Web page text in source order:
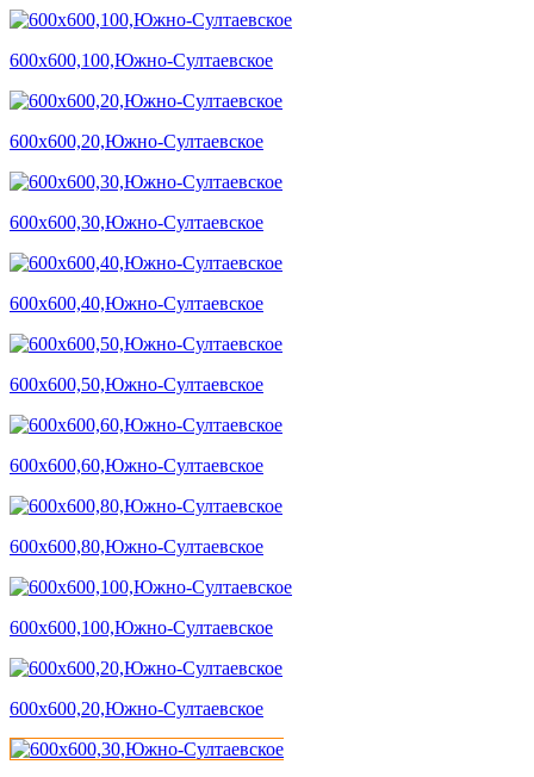
600х600,100,Южно-Султаевское
600х600,20,Южно-Султаевское
600х600,30,Южно-Султаевское
600х600,40,Южно-Султаевское
600х600,50,Южно-Султаевское
600х600,60,Южно-Султаевское
600х600,80,Южно-Султаевское
600х600,100,Южно-Султаевское
600х600,20,Южно-Султаевское